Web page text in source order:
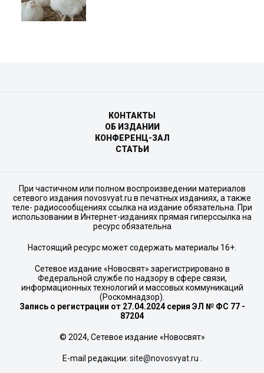
КОНТАКТЫ
ОБ ИЗДАНИИ
КОНФЕРЕНЦ-ЗАЛ
СТАТЬИ
При частичном или полном воспроизведении материалов
сетевого издания novosvyat.ru в печатных изданиях, а также
теле- радиосообщениях ссылка на издание обязательна. При
использовании в Интернет-изданиях прямая гиперссылка на
ресурс обязательна
Настоящий ресурс может содержать материалы 16+.
Сетевое издание «Новосвят» зарегистрировано в
Федеральной службе по надзору в сфере связи,
информационных технологий и массовых коммуникаций
(Роскомнадзор).
Запись о регистрации от 27.04.2024 серия ЭЛ № ФС 77 -
87204
© 2024, Сетевое издание «Новосвят»
E-mail редакции: site@novosvyat.ru